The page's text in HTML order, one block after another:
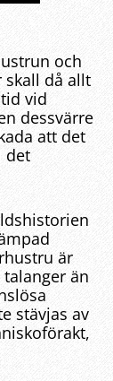
och
skall då allt
vid
dessvärre
att det
det
är
än
stävjas av